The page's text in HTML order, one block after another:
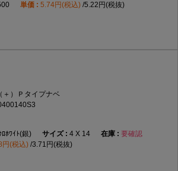
5.74円(税込) 5.22円(税抜)
＋）Ｐタイプナベ
ﾛﾎﾜｲﾄ(銀) 4 X 14
要確認
円(税込) 3.71円(税抜)